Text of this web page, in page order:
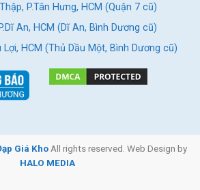
P.Tân Hưng, HCM (Quận 7 cũ)
An, HCM (Dĩ An, Bình Dương cũ)
Lợi, HCM (Thủ Dầu Một, Bình Dương cũ)
Giá KhoAll rights reserved. Web Design by
HALO MEDIA